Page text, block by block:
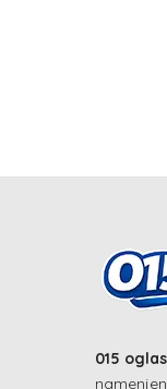
015